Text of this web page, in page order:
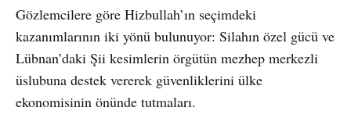
Gözlemcilere göre Hizbullah’ın seçimdeki
kazanımlarının iki yönü bulunuyor: Silahın özel gücü ve
Lübnan’daki Şii kesimlerin örgütün mezhep merkezli
üslubuna destek vererek güvenliklerini ülke
ekonomisinin önünde tutmaları.